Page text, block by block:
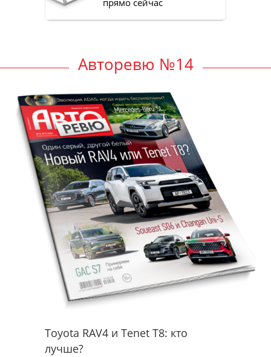
Авторевю №14
Toyota RAV4 и Tenet T8: кто
лучше?